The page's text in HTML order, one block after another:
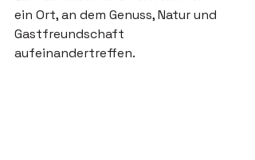
ein Ort, an dem Genuss, Natur und
Gastfreundschaft
aufeinandertreffen.